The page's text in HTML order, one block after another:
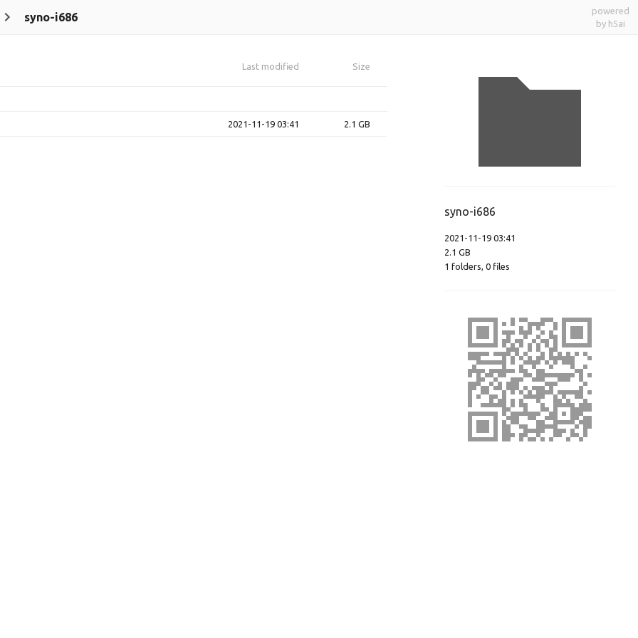
syno-i686
powered
by h5ai
Last modified Size
2021-11-19 03:41 2.1 GB
syno-i686
2021-11-19 03:41
2.1 GB
1 folders, 0 files